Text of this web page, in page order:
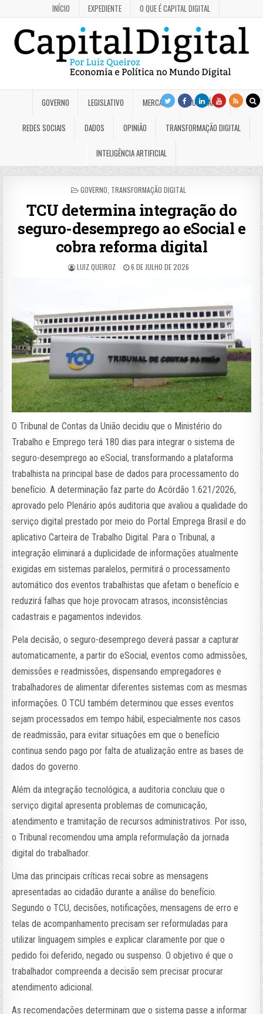
INÍCIO EXPEDIENTE O QUE É CAPITAL DIGITAL
GOVERNO LEGISLATIVO MERCADO JUDICIÁRIO
REDES SOCIAIS DADOS OPINIÃO TRANSFORMAÇÃO DIGITAL
INTELIGÊNCIA ARTIFICIAL
POSTED
GOVERNO TRANSFORMAÇÃO DIGITAL
TCU determina integração do
seguro-desemprego ao eSocial e
cobra reforma digital
LUIZ QUEIROZ 6 DE JULHO DE 2026
O Tribunal de Contas da União decidiu que o Ministério do
Trabalho e Emprego terá 180 dias para integrar o sistema de
seguro-desemprego ao eSocial, transformando a plataforma
trabalhista na principal base de dados para processamento do
benefício. A determinação faz parte do Acórdão 1.621/2026,
aprovado pelo Plenário após auditoria que avaliou a qualidade do
serviço digital prestado por meio do Portal Emprega Brasil e do
aplicativo Carteira de Trabalho Digital. Para o Tribunal, a
integração eliminará a duplicidade de informações atualmente
exigidas em sistemas paralelos, permitirá o processamento
automático dos eventos trabalhistas que afetam o benefício e
reduzirá falhas que hoje provocam atrasos, inconsistências
cadastrais e pagamentos indevidos.
Pela decisão, o seguro-desemprego deverá passar a capturar
automaticamente, a partir do eSocial, eventos como admissões,
demissões e readmissões, dispensando empregadores e
trabalhadores de alimentar diferentes sistemas com as mesmas
informações. O TCU também determinou que esses eventos
sejam processados em tempo hábil, especialmente nos casos
de readmissão, para evitar situações em que o benefício
continua sendo pago por falta de atualização entre as bases de
dados do governo.
Além da integração tecnológica, a auditoria concluiu que o
serviço digital apresenta problemas de comunicação,
atendimento e tramitação de recursos administrativos. Por isso,
o Tribunal recomendou uma ampla reformulação da jornada
digital do trabalhador.
Uma das principais críticas recai sobre as mensagens
apresentadas ao cidadão durante a análise do benefício.
Segundo o TCU, decisões, notificações, mensagens de erro e
telas de acompanhamento precisam ser reformuladas para
utilizar linguagem simples e explicar claramente por que o
pedido foi deferido, negado ou suspenso. O objetivo é que o
trabalhador compreenda a decisão sem precisar procurar
atendimento adicional.
As recomendações determinam que o sistema passe a informar